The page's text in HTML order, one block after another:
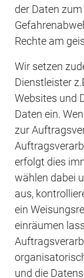
der Daten
Rechte am
Wir setzen
Dienstleister
Websites und
Daten ein.
zur
erfolgt dies
wählen dabei
aus,
ein
einräumen
und die